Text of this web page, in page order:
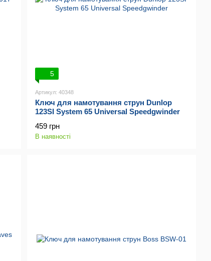
5
Артикул: 40348
Ключ для намотування струн Dunlop
123SI System 65 Universal Speedgwinder
459 грн
В наявності